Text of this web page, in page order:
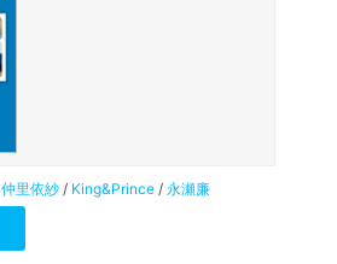
仲里依紗 / King&Prince / 永瀬廉